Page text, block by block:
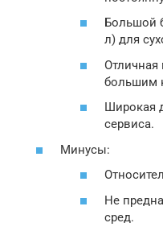
Большой
л) для
Отличная
большим
Широкая
сервиса.
Минусы:
Не
сред.